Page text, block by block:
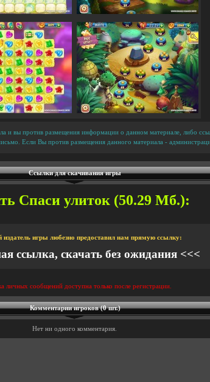
и вы против размещения информации о данном материале, либо
Если Вы против размещения данного материала -
Ссылки для скачивания игры
Спаси улиток (50.29 Мб.):
издатель игры любезно предоставил нам прямую ссылку:
ссылка, скачать без ожидания <<<
личных сообщений доступна только после регистрации.
Комментарии игроков (0 шт.)
Нет ни одного комментария.